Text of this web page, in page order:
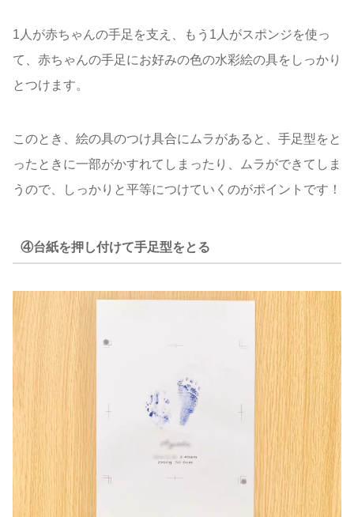
1人が赤ちゃんの手足を支え、もう1人がスポンジを使っ
て、赤ちゃんの手足にお好みの色の水彩絵の具をしっかり
とつけます。
このとき、絵の具のつけ具合にムラがあると、手足型をと
ったときに一部がかすれてしまったり、ムラができてしま
うので、しっかりと平等につけていくのがポイントです！
④台紙を押し付けて手足型をとる